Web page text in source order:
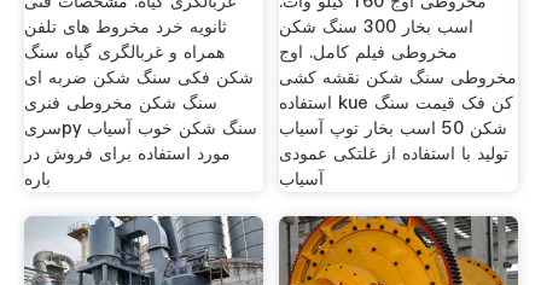
ثانویه خرد مخروط های تلفن
همراه و غربالگری گیاه سنگ
شکن فکی سنگ شکن ضربه ای
سنگ شکن مخروطی فنری
سریpy سنگ شکن خوب آسیاب
مورد استفاده برای فروش در
باره
اسب بخار 300 سنگ شکن
مخروطی فیلم کامل. اوج
مخروطی سنگ شکن نقشه کشی
استفاده kue کن فک قیمت سنگ
شکن 50 اسب بخار توپ آسیاب
تولید با استفاده از غلتکی عمودی
آسیاب